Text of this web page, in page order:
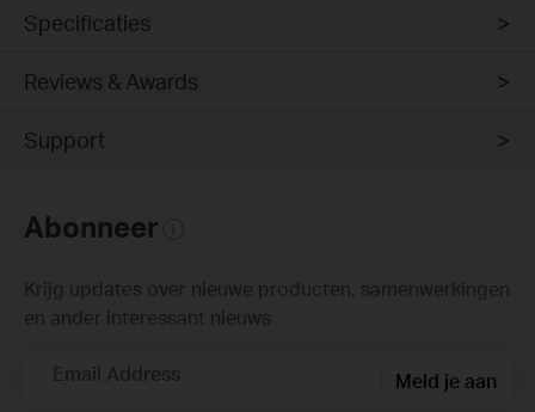
Specificaties
Reviews & Awards
Support
Abonneer
Krijg updates over nieuwe producten, samenwerkingen
en ander interessant nieuws
Email Address Meld je aan